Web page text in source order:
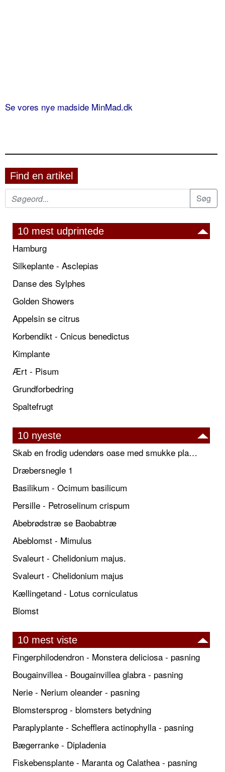
Se vores nye madside MinMad.dk
Find en artikel
10 mest udprintede
Hamburg
Silkeplante - Asclepias
Danse des Sylphes
Golden Showers
Appelsin se citrus
Korbendikt - Cnicus benedictus
Kimplante
Ært - Pisum
Grundforbedring
Spaltefrugt
10 nyeste
Skab en frodig udendørs oase med smukke plantekrukker og elegante espalier
Dræbersnegle 1
Basilikum - Ocimum basilicum
Persille - Petroselinum crispum
Abebrødstræ se Baobabtræ
Abeblomst - Mimulus
Svaleurt - Chelidonium majus.
Svaleurt - Chelidonium majus
Kællingetand - Lotus corniculatus
Blomst
10 mest viste
Fingerphilodendron - Monstera deliciosa - pasning
Bougainvillea - Bougainvillea glabra - pasning
Nerie - Nerium oleander - pasning
Blomstersprog - blomsters betydning
Paraplyplante - Schefflera actinophylla - pasning
Bægerranke - Dipladenia
Fiskebensplante - Maranta og Calathea - pasning